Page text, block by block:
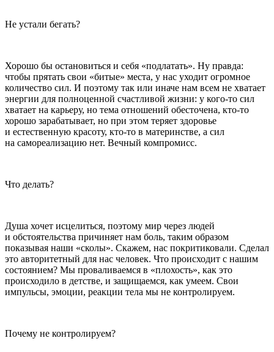
Не устали бегать?
Хорошо бы остановиться и себя «подлатать». Ну правда:
чтобы прятать свои «битые» места, у нас уходит огромное
количество сил. И поэтому так или иначе нам всем не хватает
энергии для полноценной счастливой жизни: у кого-то сил
хватает на карьеру, но тема отношений обесточена, кто-то
хорошо зарабатывает, но при этом теряет здоровье
и естественную красоту, кто-то в материнстве, а сил
на самореализацию нет. Вечный компромисс.
Что делать?
Душа хочет исцелиться, поэтому мир через людей
и обстоятельства причиняет нам боль, таким образом
показывая наши «сколы». Скажем, нас покритиковали. Сделал
это авторитетный для нас человек. Что происходит с нашим
состоянием? Мы проваливаемся в «плохость», как это
происходило в детстве, и защищаемся, как умеем. Свои
импульсы, эмоции, реакции тела мы не контролируем.
Почему не контролируем?